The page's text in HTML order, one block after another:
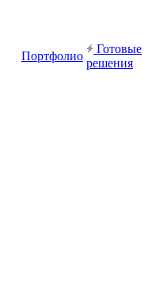
Портфолио
Готовые
решения